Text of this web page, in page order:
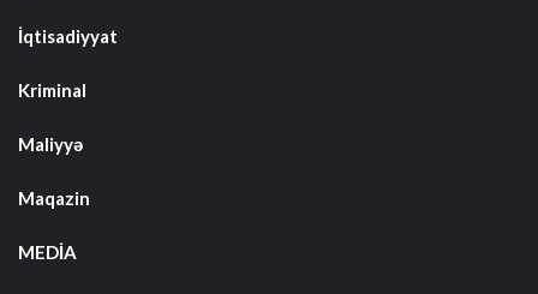
İqtisadiyyat
Kriminal
Maliyyə
Maqazin
MEDİA